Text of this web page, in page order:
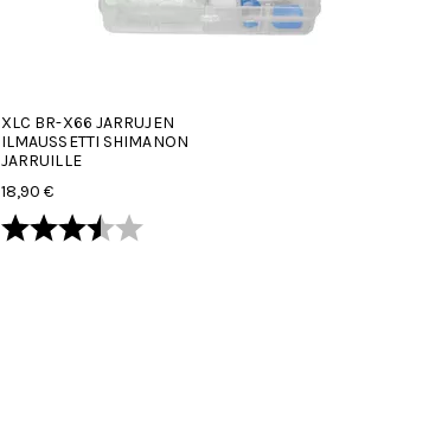
XLC BR-X66 JARRUJEN
ILMAUSSETTI SHIMANON
JARRUILLE
18,90 €
Arvio: 3.8 5:sta tähdestä